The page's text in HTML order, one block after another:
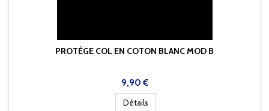
PROTÈGE COL EN COTON BLANC MOD B
Prix
9,90 €
Détails